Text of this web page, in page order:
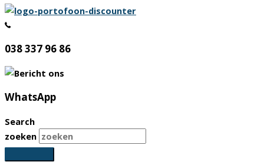
038 337 96 86
WhatsApp
Search
zoeken